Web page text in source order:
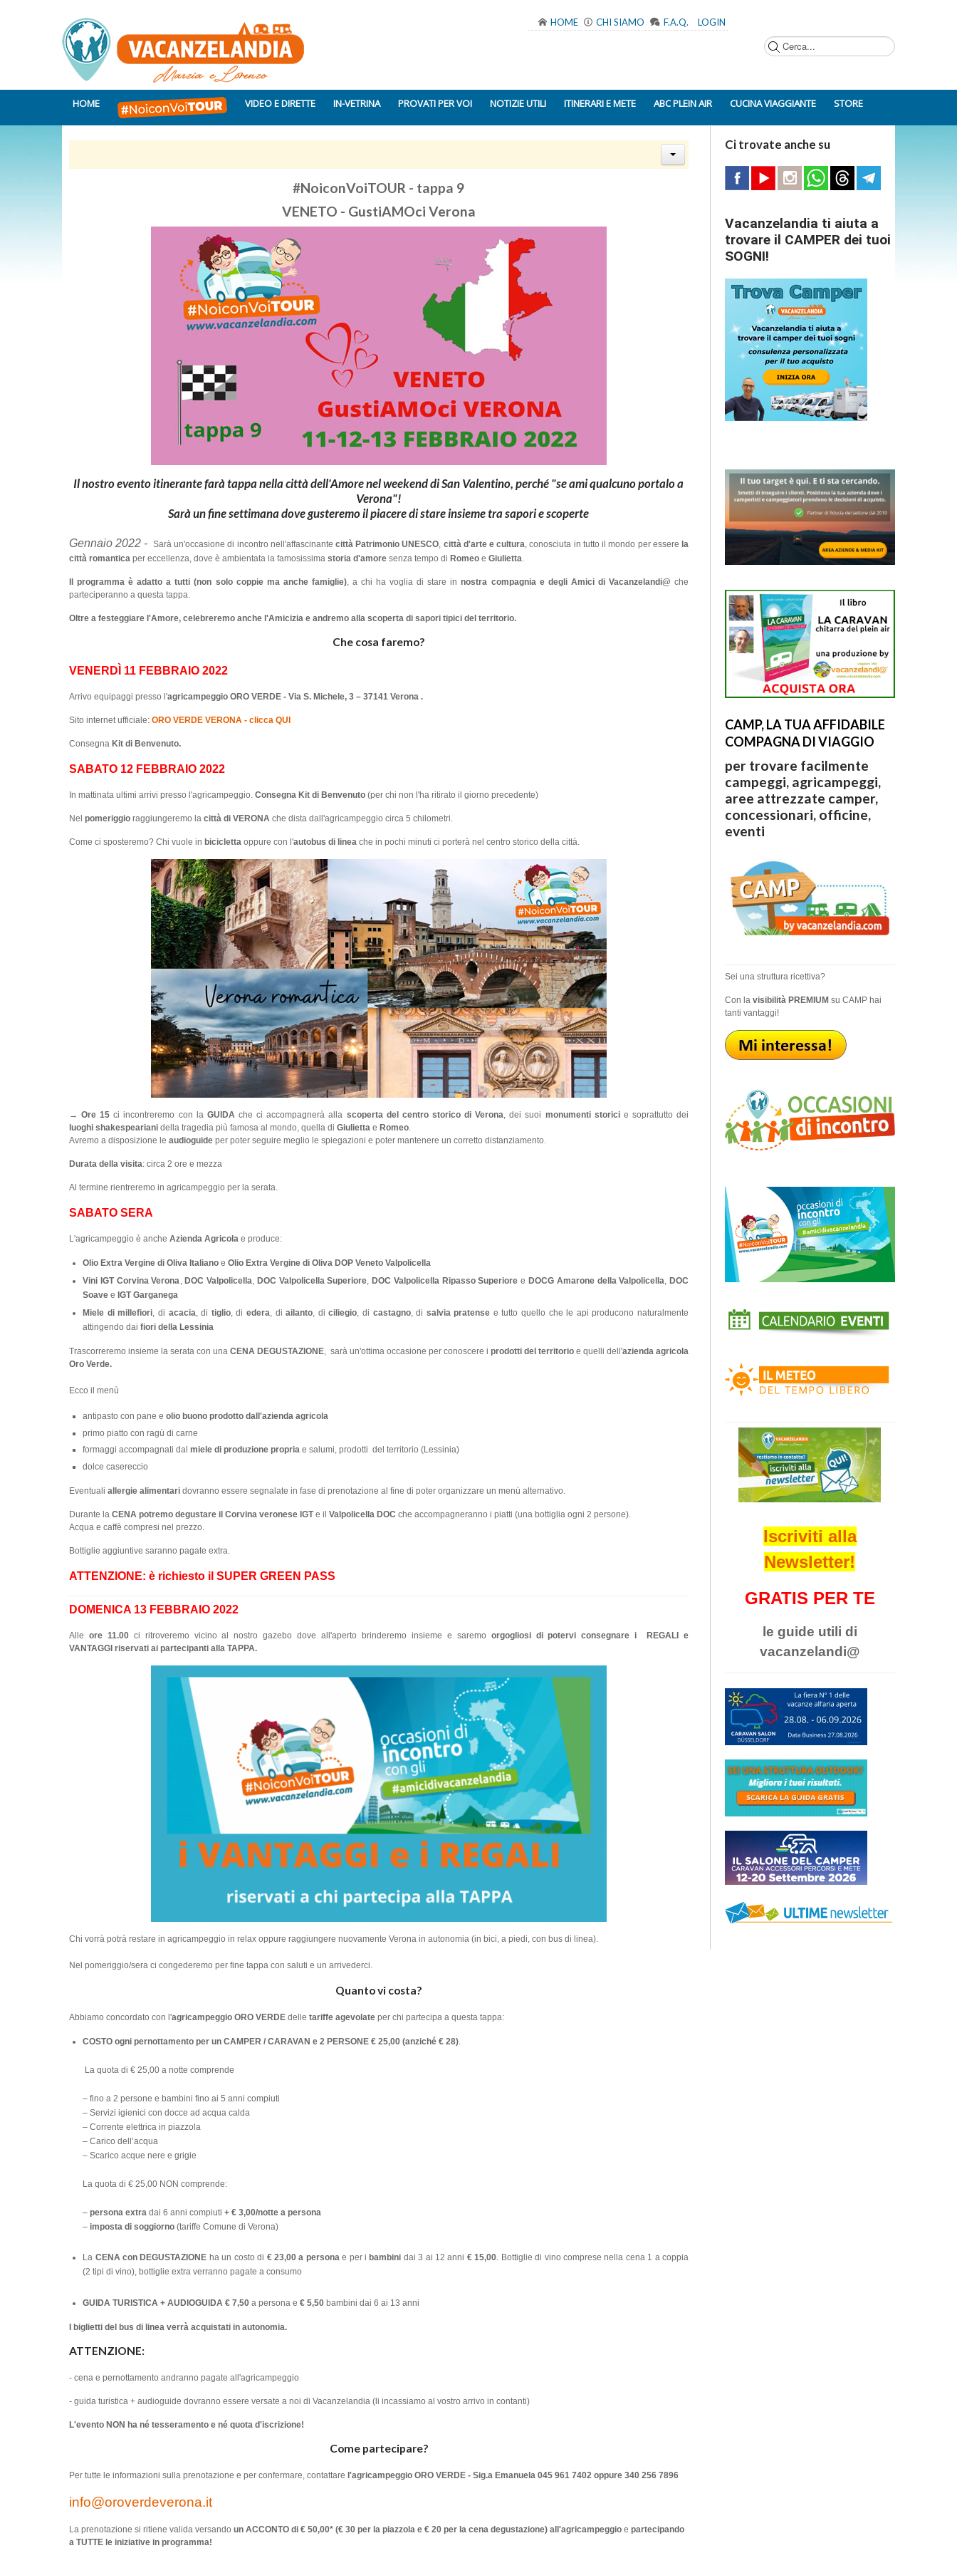
HOME CHI SIAMO F.A.Q. LOGIN
HOME VIDEO E DIRETTE IN-VETRINA PROVATI PER VOI NOTIZIE UTILI ITINERARI E METE ABC PLEIN AIR CUCINA VIAGGIANTE STORE
#NoiconVoiTOUR - tappa 9
VENETO - GustiAMOci Verona
Il nostro evento itinerante farà tappa nella città dell'Amore nel weekend di San Valentino, perché "se ami qualcuno portalo a
Verona"!
Sarà un fine settimana dove gusteremo il piacere di stare insieme tra sapori e scoperte
Gennaio 2022 - Sarà un'occasione di incontro nell'affascinante città Patrimonio UNESCO, città d'arte e cultura, conosciuta in tutto il mondo per essere la
città romantica per eccellenza, dove è ambientata la famosissima storia d'amore senza tempo di Romeo e Giulietta.
Il programma è adatto a tutti (non solo coppie ma anche famiglie), a chi ha voglia di stare innostra compagnia e degli Amici di Vacanzelandi@ che
parteciperanno a questa tappa.
Oltre a festeggiare l'Amore, celebreremo anche l'Amicizia e andremo alla scoperta di sapori tipici del territorio.
Che cosa faremo?
VENERDÌ 11 FEBBRAIO 2022
Arrivo equipaggi presso l'agricampeggio ORO VERDE - Via S. Michele, 3 – 37141 Verona .
Sito internet ufficiale: ORO VERDE VERONA - clicca QUI
Consegna Kit di Benvenuto.
SABATO 12 FEBBRAIO 2022
In mattinata ultimi arrivi presso l'agricampeggio. Consegna Kit di Benvenuto (per chi non l'ha ritirato il giorno precedente)
Nel pomeriggio raggiungeremo la città di VERONA che dista dall'agricampeggio circa 5 chilometri.
Come ci sposteremo? Chi vuole in bicicletta oppure con l'autobus di linea che in pochi minuti ci porterà nel centro storico della città.
→Ore 15 ci incontreremo con la GUIDAche ci accompagnerà alla scoperta del centro storico di Verona, dei suoi monumenti storicie soprattutto dei
luoghi shakespeariani della tragedia più famosa al mondo, quella di Giulietta e Romeo.
Avremo a disposizione le audioguide per poter seguire meglio le spiegazioni e poter mantenere un corretto distanziamento.
Durata della visita: circa 2 ore e mezza
Al termine rientreremo in agricampeggio per la serata.
SABATO SERA
L'agricampeggio è anche Azienda Agricola e produce:
Olio Extra Vergine di Oliva Italiano eOlio Extra Vergine di Oliva DOP Veneto Valpolicella
Vini IGT Corvina Verona, DOC Valpolicella, DOC Valpolicella Superiore, DOC Valpolicella Ripasso Superiore e DOCG Amarone della Valpolicella, DOC
Soave e IGT Garganega
Miele di millefiori, di acacia, di tiglio, di edera, diailanto, diciliegio, di castagno, di salvia pratense e tutto quello che le api producono naturalmente
attingendo daifiori della Lessinia
Trascorreremo insieme la serata con una CENA DEGUSTAZIONE, sarà un'ottima occasione per conoscere i prodotti del territorio e quelli dell'azienda agricola
Oro Verde.
Ecco il menù
antipasto con pane eolio buono prodotto dall'azienda agricola
primo piatto con ragù di carne
formaggi accompagnati dal miele di produzione propria e salumi, prodotti del territorio (Lessinia)
dolce casereccio
Eventuali allergie alimentari dovranno essere segnalate in fase di prenotazione al fine di poter organizzare un menù alternativo.
Durante la CENA potremo degustare il Corvina veronese IGTe il Valpolicella DOC che accompagneranno i piatti (una bottiglia ogni 2 persone).
Acqua e caffè compresi nel prezzo.
Bottiglie aggiuntive saranno pagate extra.
ATTENZIONE: è richiesto il SUPER GREEN PASS
DOMENICA 13 FEBBRAIO 2022
Alle ore 11.00ci ritroveremo vicino al nostro gazebo dove all'aperto brinderemo insieme e saremo orgogliosi di potervi consegnare i REGALI e
VANTAGGI riservati ai partecipanti alla TAPPA.
Chi vorrà potrà restare in agricampeggio in relax oppure raggiungere nuovamente Verona in autonomia (in bici, a piedi, con bus di linea).
Nel pomeriggio/sera ci congederemo per fine tappa con saluti e un arrivederci.
Quanto vi costa?
Abbiamo concordato con l'agricampeggio ORO VERDE delle tariffe agevolate per chi partecipa a questa tappa:
COSTO ogni pernottamento per un CAMPER / CARAVAN e 2 PERSONE € 25,00 (anziché € 28)
La quota di € 25,00 a notte comprende
– fino a 2 persone e bambini fino ai 5 anni compiuti
– Servizi igienici con docce ad acqua calda
– Corrente elettrica in piazzola
– Carico dell’acqua
– Scarico acque nere e grigie
La quota di € 25,00 NON comprende:
– persona extra dai 6 anni compiuti+ € 3,00/notte a persona
– imposta di soggiorno (tariffe Comune di Verona)
La CENA con DEGUSTAZIONE ha un costo di € 23,00 a personae per i bambini dai 3 ai 12 anni € 15,00. Bottiglie di vino comprese nella cena 1 a coppia
(2 tipi di vino), bottiglie extra verranno pagate a consumo
GUIDA TURISTICA + AUDIOGUIDA € 7,50 a persona e€ 5,50 bambini dai 6 ai 13 anni
I biglietti del bus di linea verrà acquistati in autonomia.
ATTENZIONE:
- cena e pernottamento andranno pagate all'agricampeggio
- guida turistica + audioguide dovranno essere versate a noi di Vacanzelandia (li incassiamo al vostro arrivo in contanti)
L'evento NON ha né tesseramento e né quota d'iscrizione!
Come partecipare?
Per tutte le informazioni sulla prenotazione e per confermare, contattare l'agricampeggio ORO VERDE - Sig.a Emanuela 045 961 7402 oppure 340 256 7896
info@oroverdeverona.it
La prenotazione si ritiene valida versando un ACCONTO di € 50,00* (€ 30 per la piazzola e € 20 per la cena degustazione) all'agricampeggio e partecipando
a TUTTE le iniziative in programma!
Ci trovate anche su
Vacanzelandia ti aiuta a
trovare il CAMPER dei tuoi
SOGNI!
CAMP, LA TUA AFFIDABILE
COMPAGNA DI VIAGGIO
per trovare facilmente
campeggi, agricampeggi,
aree attrezzate camper,
concessionari, officine,
eventi
Sei una struttura ricettiva?
Con la visibilità PREMIUMsu CAMP hai
tanti vantaggi!
Iscriviti alla
Newsletter!
GRATIS PER TE
le guide utili di
vacanzelandi@